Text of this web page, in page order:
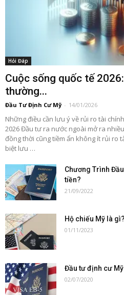
Hỏi Đáp
Cuộc sống quốc tế
thường...
Đầu Tư Định Cư Mỹ - 14/01/2026
Những điều cần lưu ý về rủi ro tài
2026 Đầu tư ra nước ngoài mở ra
đồng thời cũng tiềm ẩn không ít rủi ro
biệt lưu …
Chương Trình
tiền?
21/09/2022
Hộ chiếu Mỹ là
01/11/2023
Đầu tư định cư
02/07/2020